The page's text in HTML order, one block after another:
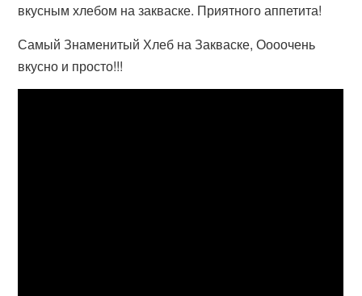
вкусным хлебом на закваске. Приятного аппетита!
Самый Знаменитый Хлеб на Закваске, Оооочень
вкусно и просто!!!